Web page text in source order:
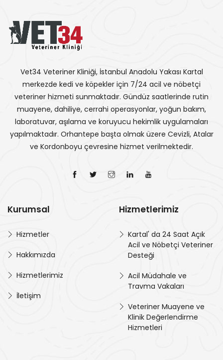
Vet34 Veteriner Kliniği, İstanbul Anadolu Yakası Kartal
merkezde kedi ve köpekler için 7/24 acil ve nöbetçi
veteriner hizmeti sunmaktadır. Gündüz saatlerinde rutin
muayene, dahiliye, cerrahi operasyonlar, yoğun bakım,
laboratuvar, aşılama ve koruyucu hekimlik uygulamaları
yapılmaktadır. Orhantepe başta olmak üzere Cevizli, Atalar
ve Kordonboyu çevresine hizmet verilmektedir.
Kurumsal
Hizmetler
Hakkımızda
Hizmetlerimiz
İletişim
Hizmetlerimiz
Kartal' da 24 Saat Açık
Acil ve Nöbetçi Veteriner
Desteği
Acil Müdahale ve
Travma Vakaları
Veteriner Muayene ve
Klinik Değerlendirme
Hizmetleri